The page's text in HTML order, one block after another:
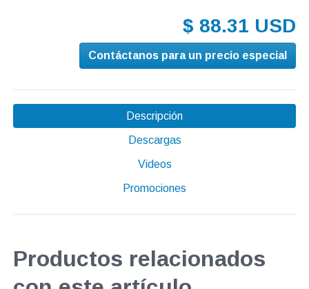
$ 88.31 USD
Contáctanos para un precio especial
Descripción
Descargas
Videos
Promociones
Productos relacionados